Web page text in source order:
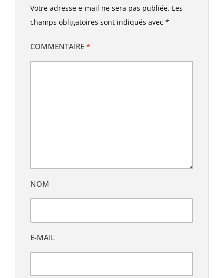
Votre adresse e-mail ne sera pas publiée. Les
champs obligatoires sont indiqués avec *
COMMENTAIRE *
NOM
E-MAIL